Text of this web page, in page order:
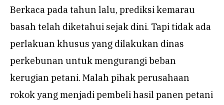
Berkaca pada tahun lalu, prediksi kemarau
basah telah diketahui sejak dini. Tapi tidak ada
perlakuan khusus yang dilakukan dinas
perkebunan untuk mengurangi beban
kerugian petani. Malah pihak perusahaan
rokok yang menjadi pembeli hasil panen petani